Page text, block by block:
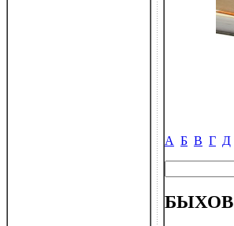
А Б В Г Д
БЫХОВ